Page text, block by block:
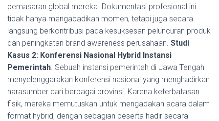
pemasaran global mereka. Dokumentasi profesional ini
tidak hanya mengabadikan momen, tetapi juga secara
langsung berkontribusi pada kesuksesan peluncuran produk
dan peningkatan brand awareness perusahaan. Studi
Kasus 2: Konferensi Nasional Hybrid Instansi
Pemerintah. Sebuah instansi pemerintah di Jawa Tengah
menyelenggarakan konferensi nasional yang menghadirkan
narasumber dari berbagai provinsi. Karena keterbatasan
fisik, mereka memutuskan untuk mengadakan acara dalam
format hybrid, dengan sebagian peserta hadir secara